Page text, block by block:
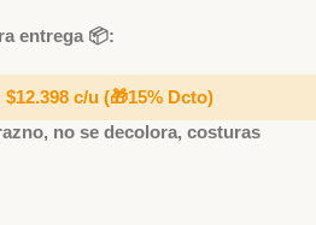
entrega 📦:
c/u (🎁15% Dcto)
no se decolora, costuras